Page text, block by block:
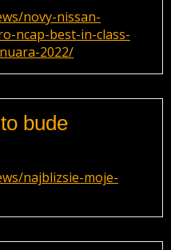
novy-nissan-
ncap-best-in-class-
2022/
bude
najblizsie-moje-